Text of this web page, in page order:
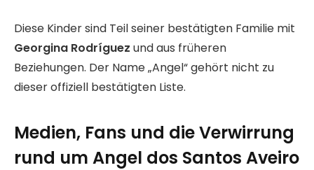
Diese Kinder sind Teil seiner bestätigten Familie mit
Georgina Rodríguez und aus früheren
Beziehungen. Der Name „Angel“ gehört nicht zu
dieser offiziell bestätigten Liste.
Medien, Fans und die Verwirrung
rund um Angel dos Santos Aveiro